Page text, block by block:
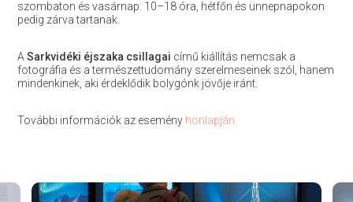
szombaton és vasárnap: 10–18 óra, hétfőn és ünnepnapokon
pedig zárva tartanak.
A Sarkvidéki éjszaka csillagai című kiállítás nemcsak a
fotográfia és a természettudomány szerelmeseinek szól, hanem
mindenkinek, aki érdeklődik bolygónk jövője iránt.
További információk az esemény honlapján.